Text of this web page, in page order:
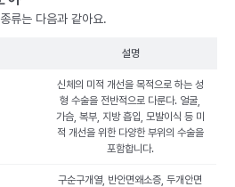
류는 다음과 같아요.
설명
신체의 미적 개선을 목적으로 하는 성
형 수술을 전반적으로 다룬다. 얼굴,
가슴, 복부, 지방 흡입, 모발이식 등 미
적 개선을 위한 다양한 부위의 수술을
포함합니다.
구순구개열, 반안면왜소증, 두개안면